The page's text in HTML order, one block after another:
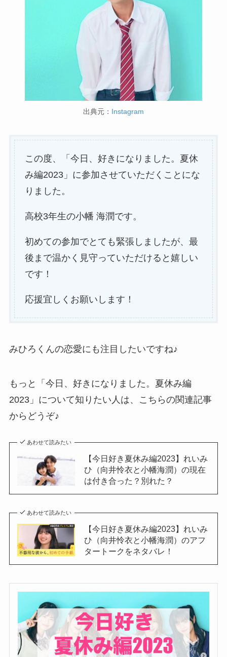
出典元： Instagram
この度、「今日、好きになりました。夏休
み編2023」に参加させていただくことにな
りました。
高校3年生の小幡 海潤です。
初めての参加でとても緊張しましたが、最
後まで温かく見守っていただけると嬉しい
です！
応援宜しくお願いします！
みひろくんの恋愛にも注目したいですね♪
もっと「今日、好きになりました。夏休み編
2023」について知りたい人は、こちらの関連記事
からどうぞ♪
あわせて読みたい
【今日好き夏休み編2023】れいみ
ひ（向井怜衣と小幡海潤）の現在
は付き合った？別れた？
あわせて読みたい
【今日好き夏休み編2023】れいみ
ひ（向井怜衣と小幡海潤）のアフ
タートークをネタバレ！